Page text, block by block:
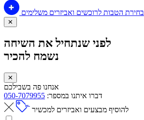
בחירת הטבות לרוכשים ואביזרים משלימים
✕
לפני שנתחיל את השיחה
נשמח להכיר
✕
אנחנו פה בשבילכם
דברו איתנו במספר: 050-7079955
להוסיף מבצעים ואביזרים למכשיר